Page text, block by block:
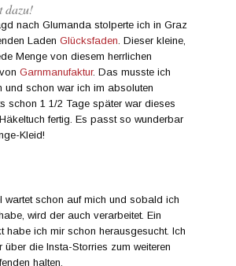
dazu!
nach Glumanda stolperte ich in Graz
LadenGlücksfaden. Dieser kleine,
Menge von diesem herrlichen
vonGarnmanufaktur. Das musste ich
und schon war ich im absoluten
schon 1 1/2 Tage später war dieses
fertig. Es passt so wunderbar
Kleid!
wartet schon auf mich und sobald ich
wird der auch verarbeitet. Ein
habe ich mir schon herausgesucht. Ich
über die Insta-Storries zum weiteren
halten.